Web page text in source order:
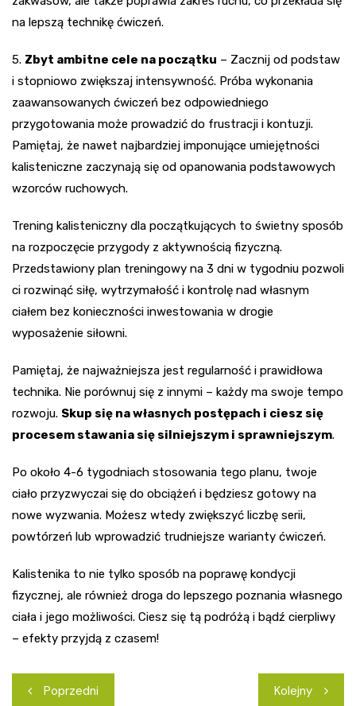
na lepszą technikę ćwiczeń.
5. Zbyt ambitne cele na początku – Zacznij od podstaw
i stopniowo zwiększaj intensywność. Próba wykonania
zaawansowanych ćwiczeń bez odpowiedniego
przygotowania może prowadzić do frustracji i kontuzji.
Pamiętaj, że nawet najbardziej imponujące umiejętności
kalisteniczne zaczynają się od opanowania podstawowych
wzorców ruchowych.
Trening kalisteniczny dla początkujących to świetny sposób
na rozpoczęcie przygody z aktywnością fizyczną.
Przedstawiony plan treningowy na 3 dni w tygodniu pozwoli
ci rozwinąć siłę, wytrzymałość i kontrolę nad własnym
ciałem bez konieczności inwestowania w drogie
wyposażenie siłowni.
Pamiętaj, że najważniejsza jest regularność i prawidłowa
technika. Nie porównuj się z innymi – każdy ma swoje tempo
rozwoju. Skup się na własnych postępach i ciesz się
procesem stawania się silniejszym i sprawniejszym.
Po około 4-6 tygodniach stosowania tego planu, twoje
ciało przyzwyczai się do obciążeń i będziesz gotowy na
nowe wyzwania. Możesz wtedy zwiększyć liczbę serii,
powtórzeń lub wprowadzić trudniejsze warianty ćwiczeń.
Kalistenika to nie tylko sposób na poprawę kondycji
fizycznej, ale również droga do lepszego poznania własnego
ciała i jego możliwości. Ciesz się tą podróżą i bądź cierpliwy
– efekty przyjdą z czasem!
Nawigacja
Poprzedni Kolejny